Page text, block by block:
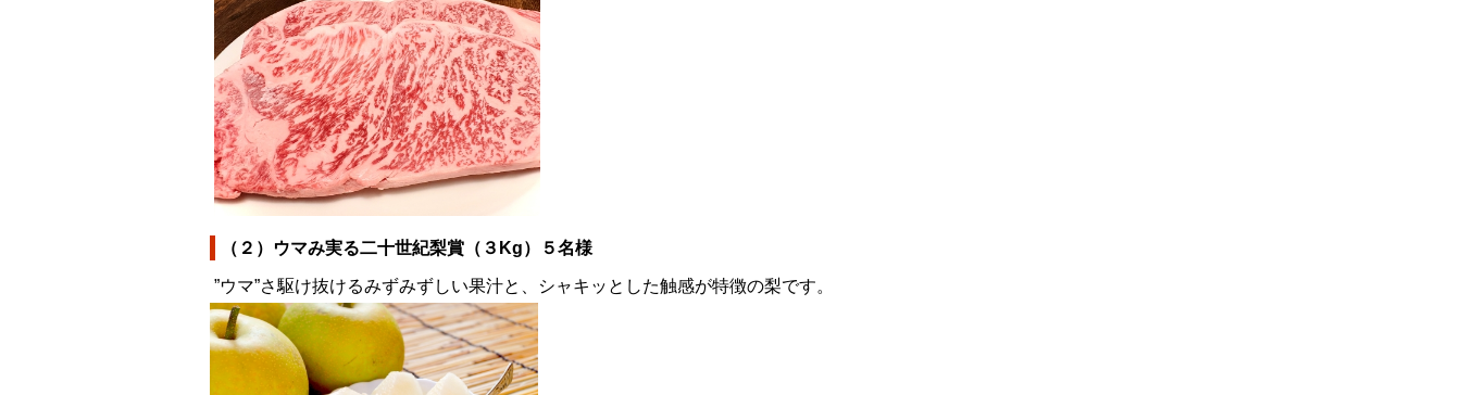
（２）ウマみ実る二十世紀梨賞（３Kg）５名様
”ウマ”さ駆け抜けるみずみずしい果汁と、シャキッとした触感が特徴の梨です。